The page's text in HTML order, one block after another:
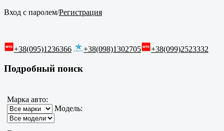
Вход с паролем/Регистрация
+38(095)1236366 +38(098)1302705 +38(099)2523332
Подробный поиск
Марка авто:
Модель: